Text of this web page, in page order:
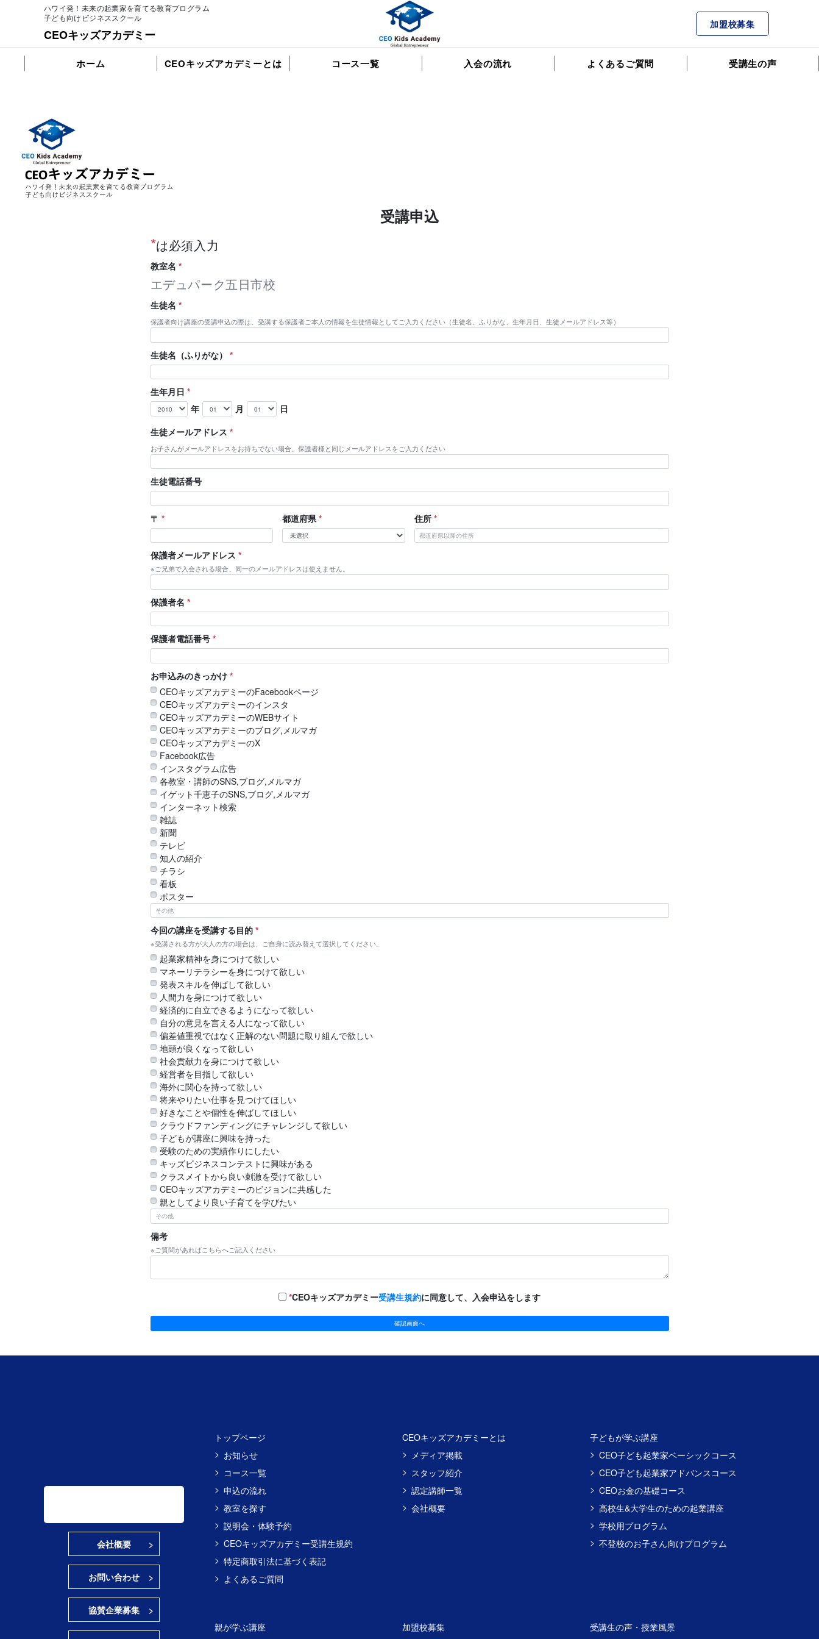
ハワイ発！未来の起業家を育てる教育プログラム
子ども向けビジネススクール
CEOキッズアカデミー
加盟校募集
ホーム CEOキッズアカデミーとは コース一覧 入会の流れ よくあるご質問 受講生の声
受講申込
*は必須入力
教室名 *
エデュパーク五日市校
生徒名 *
保護者向け講座の受講申込の際は、受講する保護者ご本人の情報を生徒情報としてご入力ください（生徒名、ふりがな、生年月日、生徒メールアドレス等）
生徒名（ふりがな） *
生年月日 *
年
月
日
生徒メールアドレス *
お子さんがメールアドレスをお持ちでない場合、保護者様と同じメールアドレスをご入力ください
生徒電話番号
〒 * 都道府県 * 住所 *
保護者メールアドレス *
※ご兄弟で入会される場合、同一のメールアドレスは使えません。
保護者名 *
保護者電話番号 *
お申込みのきっかけ *
CEOキッズアカデミーのFacebookページ
CEOキッズアカデミーのインスタ
CEOキッズアカデミーのWEBサイト
CEOキッズアカデミーのブログ,メルマガ
CEOキッズアカデミーのX
Facebook広告
インスタグラム広告
各教室・講師のSNS,ブログ,メルマガ
イゲット千恵子のSNS,ブログ,メルマガ
インターネット検索
雑誌
新聞
テレビ
知人の紹介
チラシ
看板
ポスター
今回の講座を受講する目的 *
※受講される方が大人の方の場合は、ご自身に読み替えて選択してください。
起業家精神を身につけて欲しい
マネーリテラシーを身につけて欲しい
発表スキルを伸ばして欲しい
人間力を身につけて欲しい
経済的に自立できるようになって欲しい
自分の意見を言える人になって欲しい
偏差値重視ではなく正解のない問題に取り組んで欲しい
地頭が良くなって欲しい
社会貢献力を身につけて欲しい
経営者を目指して欲しい
海外に関心を持って欲しい
将来やりたい仕事を見つけてほしい
好きなことや個性を伸ばしてほしい
クラウドファンディングにチャレンジして欲しい
子どもが講座に興味を持った
受験のための実績作りにしたい
キッズビジネスコンテストに興味がある
クラスメイトから良い刺激を受けて欲しい
CEOキッズアカデミーのビジョンに共感した
親としてより良い子育てを学びたい
備考
※ご質問があればこちらへご記入ください
*CEOキッズアカデミー受講生規約に同意して、入会申込をします
確認画面へ
会社概要
お問い合わせ
協賛企業募集
トップページ
お知らせ
コース一覧
申込の流れ
教室を探す
説明会・体験予約
CEOキッズアカデミー受講生規約
特定商取引法に基づく表記
よくあるご質問
CEOキッズアカデミーとは
メディア掲載
スタッフ紹介
認定講師一覧
会社概要
子どもが学ぶ講座
CEO子ども起業家ベーシックコース
CEO子ども起業家アドバンスコース
CEOお金の基礎コース
高校生&大学生のための起業講座
学校用プログラム
不登校のお子さん向けプログラム
親が学ぶ講座
加盟校募集
受講生の声・授業風景